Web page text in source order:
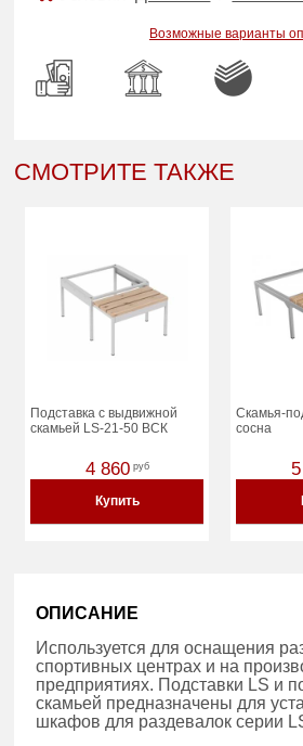
Возможные варианты
СМОТРИТЕ ТАКЖЕ
Подставка с выдвижной
скамьей LS-21-50 ВСК
4 860 руб
Купить
Скамья-
сосна
ОПИСАНИЕ
Используется для оснащения
спортивных центрах и на
предприятиях. Подставки LS и
скамьей предназначены для
шкафов для раздевалок серии